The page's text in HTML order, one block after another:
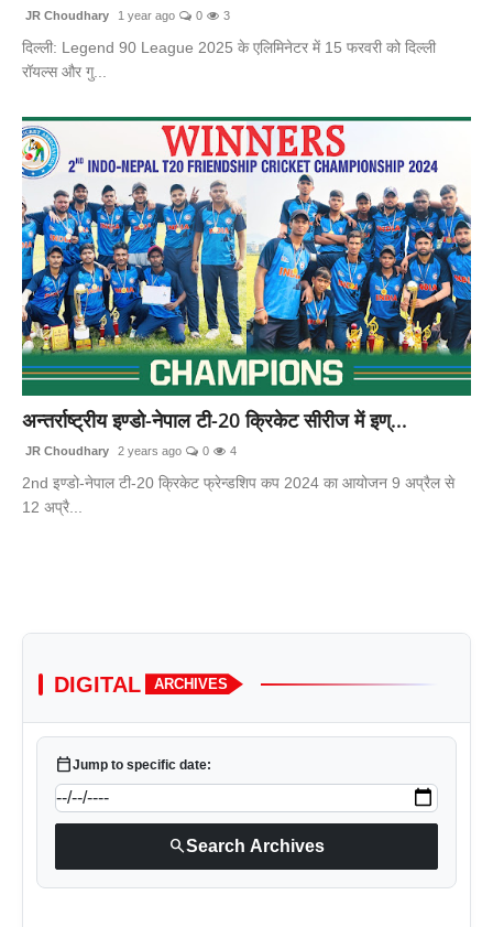
JR Choudhary 1 year ago 0 3
दिल्ली: Legend 90 League 2025 के एलिमिनेटर में 15 फरवरी को दिल्ली
रॉयल्स और गु...
अन्तर्राष्ट्रीय इण्डो-नेपाल टी-20 क्रिकेट सीरीज में इण्...
JR Choudhary 2 years ago 0 4
2nd इण्डो-नेपाल टी-20 क्रिकेट फ्रेन्डशिप कप 2024 का आयोजन 9 अप्रैल से
12 अप्रै...
DIGITAL ARCHIVES
calendar_todayJump to specific date:
searchSearch Archives